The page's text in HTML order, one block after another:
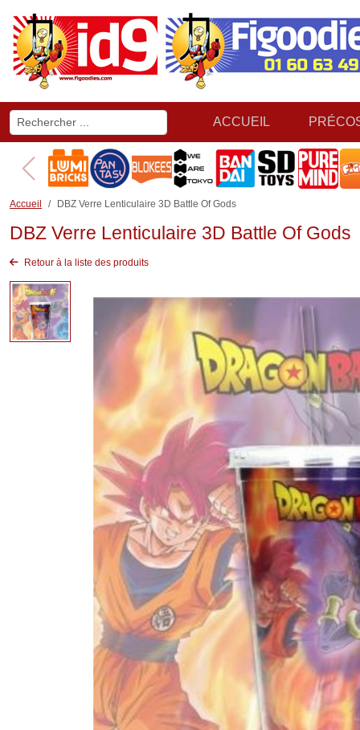
ACCUEIL
Accueil DBZ Verre Lenticulaire 3D Battle Of Gods
DBZ Verre Lenticulaire 3D Battle Of Gods
Retour à la liste des produits